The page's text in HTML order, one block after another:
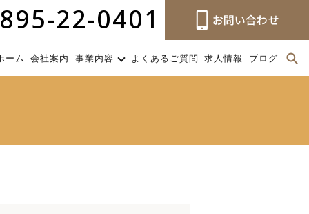
22-0401
ーム 会社案内 事業内容 よくあるご質問 求人情報 ブログ